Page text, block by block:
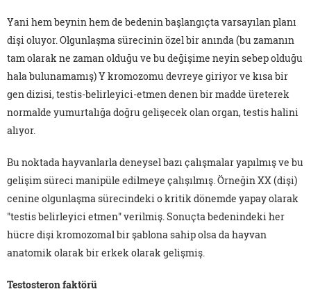
Yani hem beynin hem de bedenin başlangıçta varsayılan planı
dişi oluyor. Olgunlaşma sürecinin özel bir anında (bu zamanın
tam olarak ne zaman olduğu ve bu değişime neyin sebep olduğu
hala bulunamamış) Y kromozomu devreye giriyor ve kısa bir
gen dizisi, testis-belirleyici-etmen denen bir madde üreterek
normalde yumurtalığa doğru gelişecek olan organ, testis halini
alıyor.
Bu noktada hayvanlarla deneysel bazı çalışmalar yapılmış ve bu
gelişim süreci manipüle edilmeye çalışılmış. Örneğin XX (dişi)
cenine olgunlaşma sürecindeki o kritik dönemde yapay olarak
"testis belirleyici etmen" verilmiş. Sonuçta bedenindeki her
hücre dişi kromozomal bir şablona sahip olsa da hayvan
anatomik olarak bir erkek olarak gelişmiş.
Testosteron faktörü